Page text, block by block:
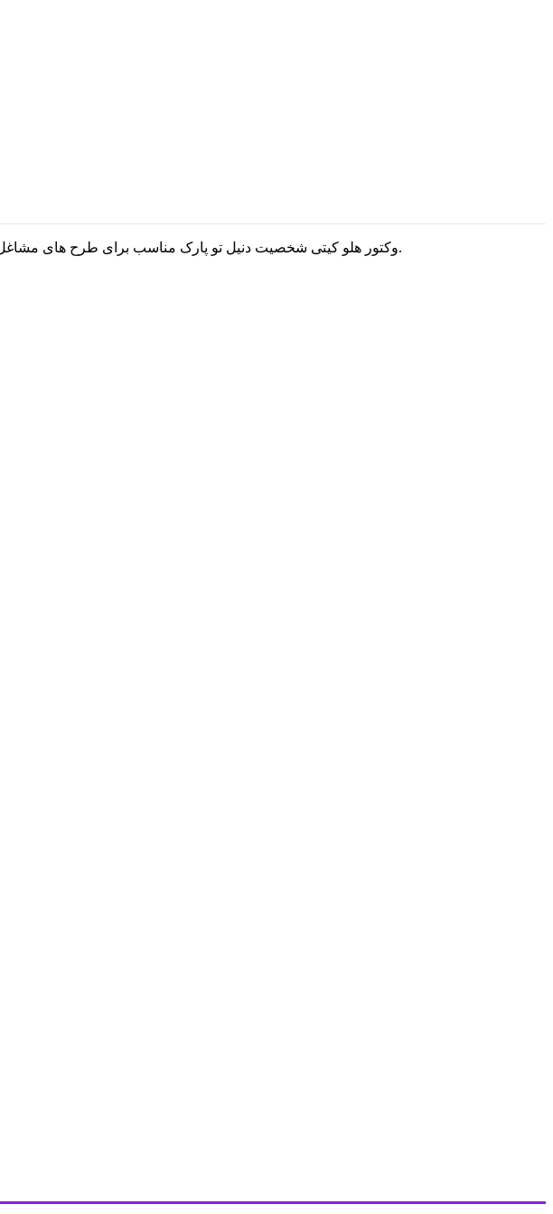
وکتور هلو کیتی شخصیتدنیل تو پارک مناسب برای طرح های مشاغل مرتبط با طراحی های گرافیکی است که میتونید با استفاده ازشون به جذاب شدن طرحتون کمک کنه و لذت ببرید.